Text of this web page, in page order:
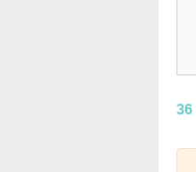
36